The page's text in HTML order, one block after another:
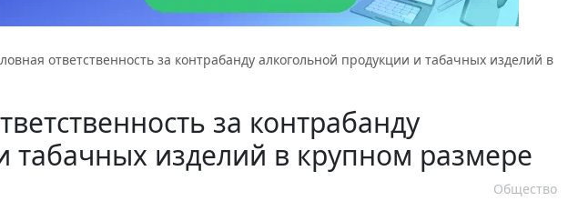
ответственность за контрабанду алкогольной продукции и табачных изделий в
за контрабанду
табачных изделий в крупном размере
Общество